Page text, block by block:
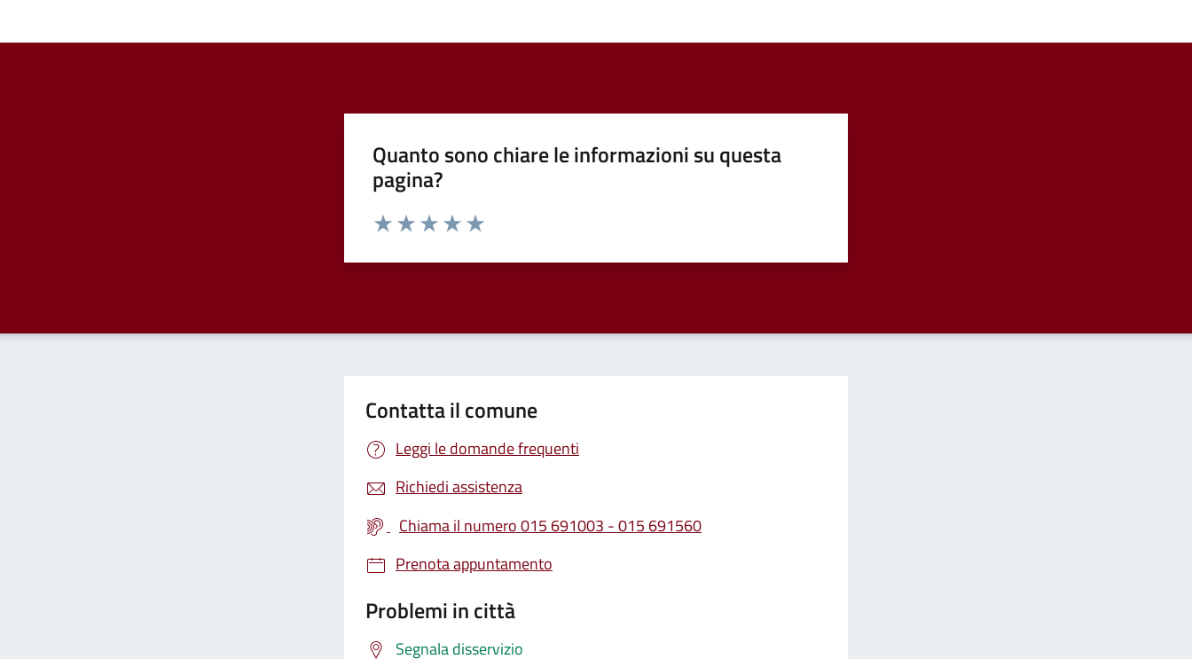
Quanto sono chiare le informazioni su questa
pagina?
Valuta da 1 a 5 stelle la pagina
Contatta il comune
Leggi le domande frequenti
Richiedi assistenza
Chiama il numero 015 691003 - 015 691560
Prenota appuntamento
Problemi in città
Segnala disservizio